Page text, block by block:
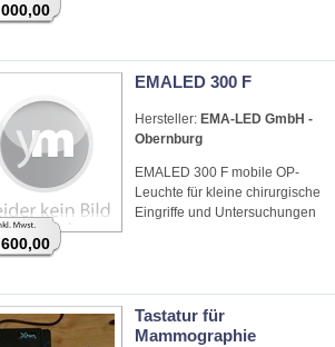
EMALED 300 F
Hersteller: EMA-LED GmbH -
Obernburg
EMALED 300 F mobile OP-
Leuchte für kleine chirurgische
Eingriffe und Untersuchungen
Tastatur für
Mammographie